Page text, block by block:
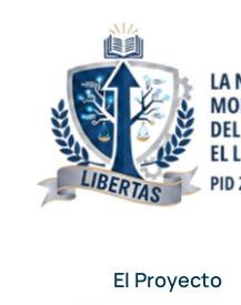
content
El Proyecto